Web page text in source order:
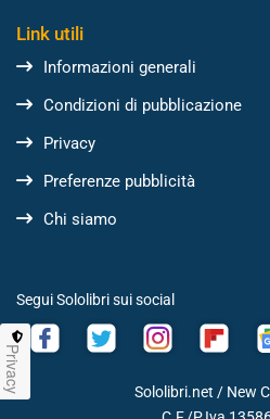
Link utili
Informazioni generali
Condizioni di pubblicazione
Privacy
Preferenze pubblicità
Chi siamo
Segui Sololibri sui social
Sololibri.net / New
Privacy